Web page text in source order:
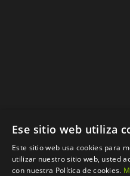
Ese sitio web utiliza
Este sitio web usa cookies para
utilizar nuestro sitio web, usted
con nuestra Política de cookies.